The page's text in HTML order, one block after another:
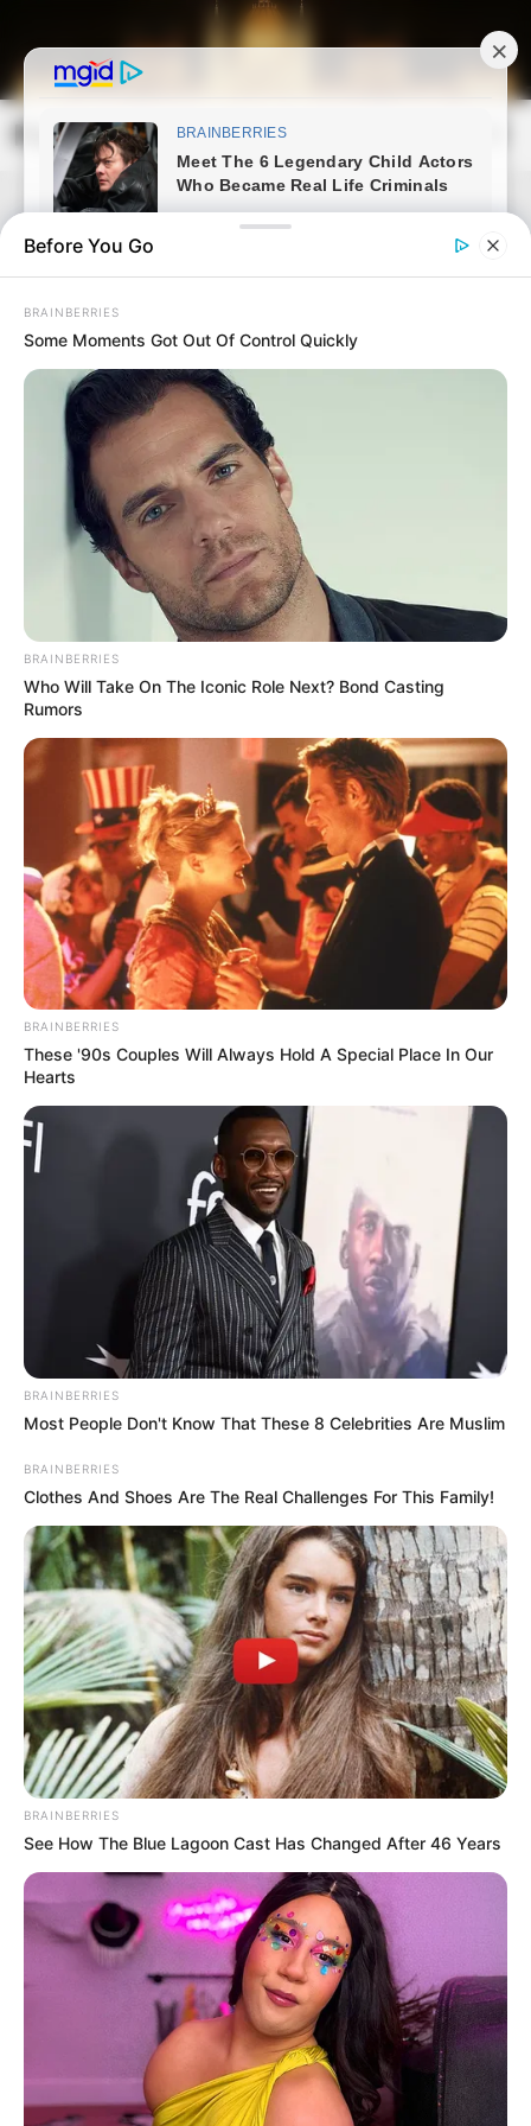
content
Magyarország Kincsei
Search
Posted
in
Friss hírek
Mérhetetlen a fájdalom és a düh,
amit érzünk! Az eddigi talán
legszörnyűbb tragédia rázta
meg az országunkat.. a 2 éves
Petike babától búcsúzunk… 🖤
May 12, 2026
GYÁSZ! Az eddigi talán legszörnyűbb tragédia
Before You Go
BRAINBERRIES
Some Moments Got Out Of Control Quickly
BRAINBERRIES
Who Will Take On The Iconic Role Next? Bond Casting
Rumors
BRAINBERRIES
These '90s Couples Will Always Hold A Special Place In Our
Hearts
BRAINBERRIES
Most People Don't Know That These 8 Celebrities Are Muslim
BRAINBERRIES
Clothes And Shoes Are The Real Challenges For This Family!
BRAINBERRIES
See How The Blue Lagoon Cast Has Changed After 46 Years